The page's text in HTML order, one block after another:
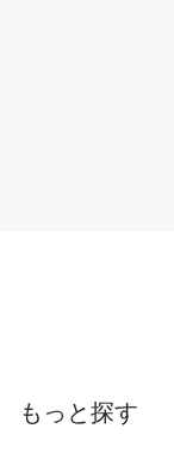
もっと探す